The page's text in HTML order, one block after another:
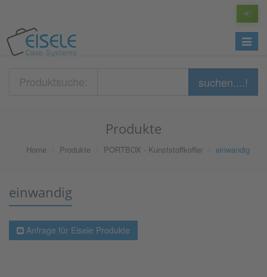
Toggle
suchen....!
Produkte
Home Produkte PORTBOX - Kunststoffkoffer einwandig
einwandig
Anfrage für Eisele Produkte